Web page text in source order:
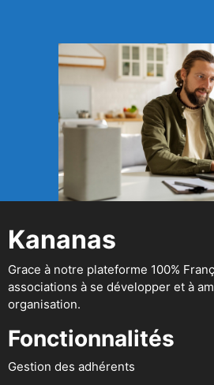
Kananas
Grace à notre plateforme 100%
associations à se développer et à
organisation.
Fonctionnalités
Gestion des adhérents